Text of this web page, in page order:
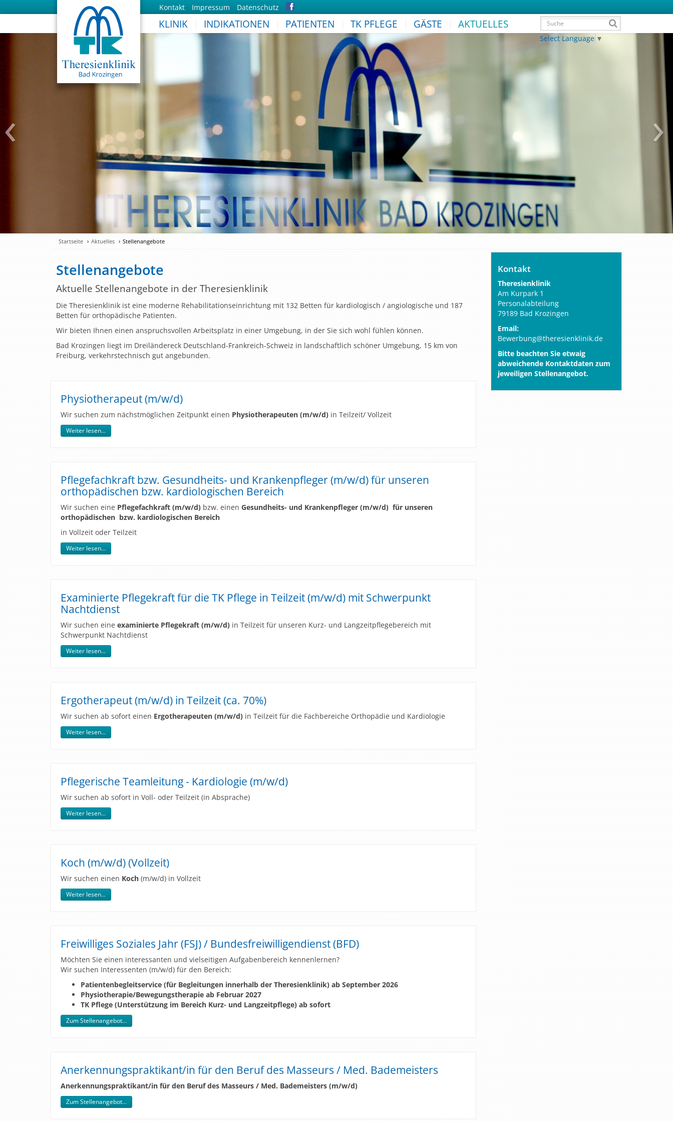
Kontakt Impressum Datenschutz
KLINIK INDIKATIONEN PATIENTEN TK PFLEGE GÄSTE AKTUELLES
Select Language ▼
‹ ›
Startseite Aktuelles Stellenangebote
Stellenangebote
Aktuelle Stellenangebote in der Theresienklinik
Die Theresienklinik ist eine moderne Rehabilitationseinrichtung mit 132 Betten für kardiologisch / angiologische und 187
Betten für orthopädische Patienten.
Wir bieten Ihnen einen anspruchsvollen Arbeitsplatz in einer Umgebung, in der Sie sich wohl fühlen können.
Bad Krozingen liegt im Dreiländereck Deutschland-Frankreich-Schweiz in landschaftlich schöner Umgebung, 15 km von
Freiburg, verkehrstechnisch gut angebunden.
Physiotherapeut (m/w/d)
Wir suchen zum nächstmöglichen Zeitpunkt einen Physiotherapeuten (m/w/d) in Teilzeit/ Vollzeit
Weiter lesen...
Pflegefachkraft bzw. Gesundheits- und Krankenpfleger (m/w/d) für unseren
orthopädischen bzw. kardiologischen Bereich
Wir suchen eine Pflegefachkraft (m/w/d) bzw. einen Gesundheits- und Krankenpfleger (m/w/d) für unseren
orthopädischen bzw. kardiologischen Bereich
in Vollzeit oder Teilzeit
Weiter lesen...
Examinierte Pflegekraft für die TK Pflege in Teilzeit (m/w/d) mit Schwerpunkt
Nachtdienst
Wir suchen eine examinierte Pflegekraft (m/w/d) in Teilzeit für unseren Kurz- und Langzeitpflegebereich mit
Schwerpunkt Nachtdienst
Weiter lesen...
Ergotherapeut (m/w/d) in Teilzeit (ca. 70%)
Wir suchen ab sofort einen Ergotherapeuten (m/w/d) in Teilzeit für die Fachbereiche Orthopädie und Kardiologie
Weiter lesen...
Pflegerische Teamleitung - Kardiologie (m/w/d)
Wir suchen ab sofort in Voll- oder Teilzeit (in Absprache)
Weiter lesen...
Koch (m/w/d) (Vollzeit)
Wir suchen einen Koch (m/w/d) in Vollzeit
Weiter lesen...
Freiwilliges Soziales Jahr (FSJ) / Bundesfreiwilligendienst (BFD)
Möchten Sie einen interessanten und vielseitigen Aufgabenbereich kennenlernen?
Wir suchen Interessenten (m/w/d) für den Bereich:
Patientenbegleitservice (für Begleitungen innerhalb der Theresienklinik) ab September 2026
Physiotherapie/Bewegungstherapie ab Februar 2027
TK Pflege (Unterstützung im Bereich Kurz- und Langzeitpflege) ab sofort
Zum Stellenangebot…
Anerkennungspraktikant/in für den Beruf des Masseurs / Med. Bademeisters
Anerkennungspraktikant/in für den Beruf des Masseurs / Med. Bademeisters (m/w/d)
Zum Stellenangebot...
Kontakt
Theresienklinik
Am Kurpark 1
Personalabteilung
79189 Bad Krozingen
Email:
Bewerbung@theresienklinik.de
Bitte beachten Sie etwaig
abweichende Kontaktdaten zum
jeweiligen Stellenangebot.